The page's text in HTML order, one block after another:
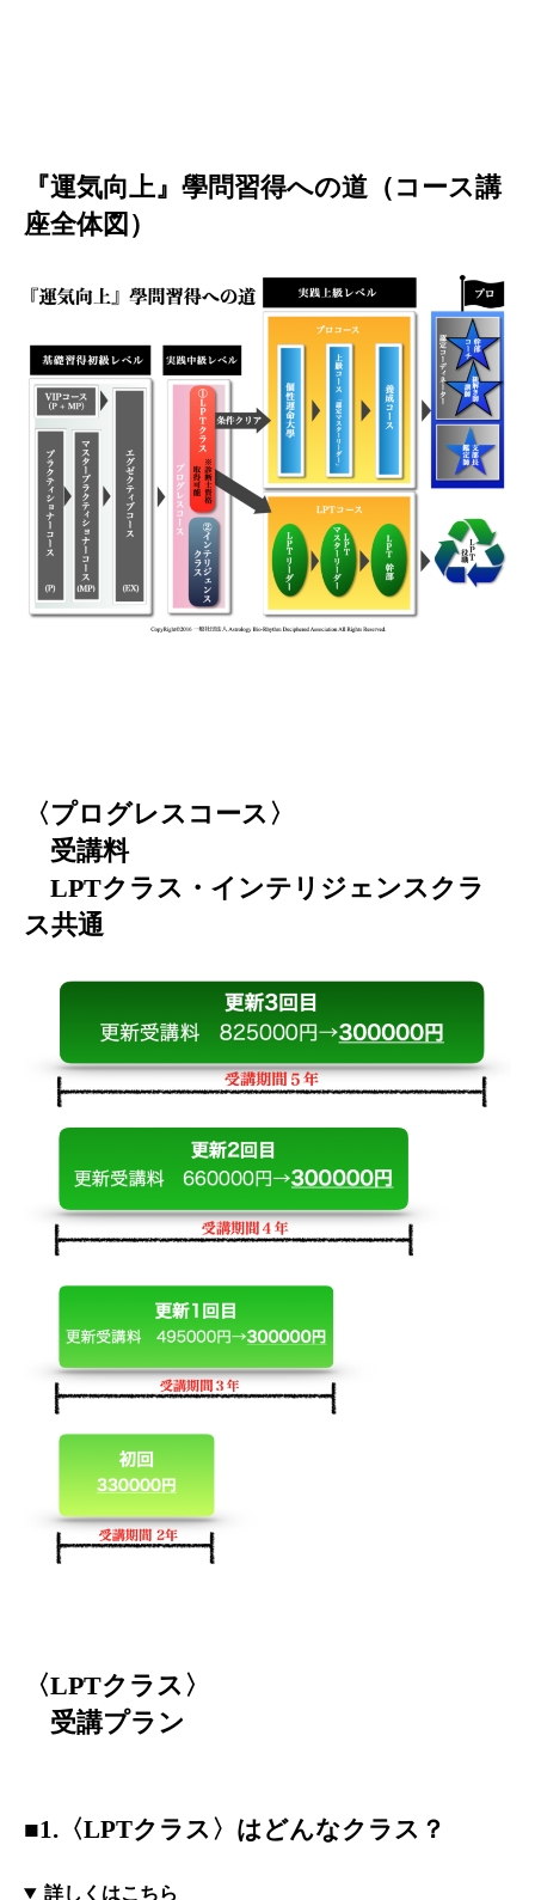
『運気向上』學問習得への道 （コース講
座全体図）
〈プログレスコース〉
受講料
LPTクラス・インテリジェンスクラ
ス共通
〈LPTクラス〉
受講プラン
■1.〈LPTクラス〉はどんなクラス？
詳しくはこちら